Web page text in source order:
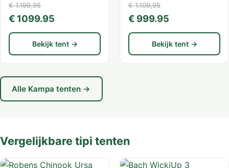
€ 1.199,95
€ 1099.95
Bekijk tent →
€ 1.109,95
€ 999.95
Bekijk tent →
Alle Kampa tenten →
Vergelijkbare tipi tenten